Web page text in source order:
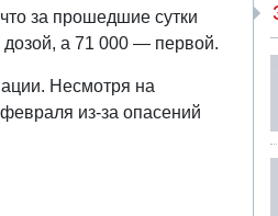
за прошедшие сутки
а 71 000 — первой.
Несмотря на
из-за опасений